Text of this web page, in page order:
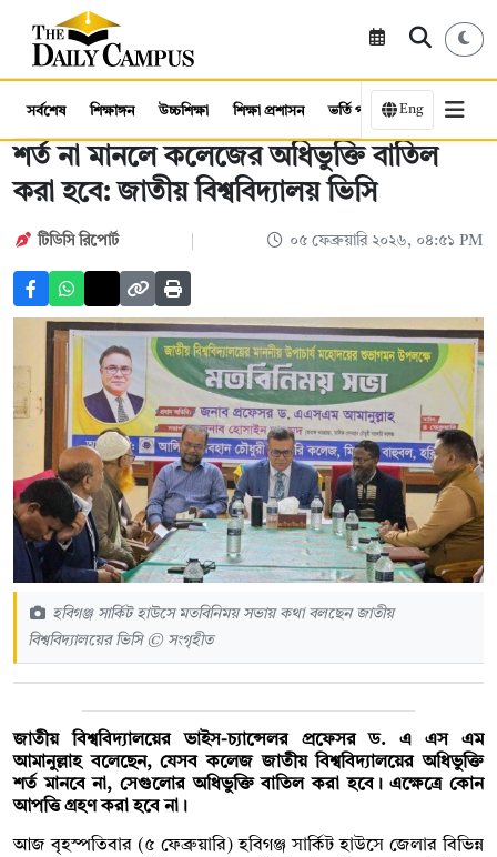
সর্বশেষ শিক্ষাঙ্গন উচ্চশিক্ষা শিক্ষা প্রশাসন ভর্তি পরীক্ষা কর্মসংস্থান
Eng
শর্ত না মানলে কলেজের অধিভুক্তি বাতিল
করা হবে: জাতীয় বিশ্ববিদ্যালয় ভিসি
টিডিসি রিপোর্ট ০৫ ফেব্রুয়ারি ২০২৬, ০৪:৫১ PM
হবিগঞ্জ সার্কিট হাউসে মতবিনিময় সভায় কথা বলছেন জাতীয়
বিশ্ববিদ্যালয়ের ভিসি © সংগৃহীত
জাতীয় বিশ্ববিদ্যালয়ের ভাইস-চ্যান্সেলর প্রফেসর ড. এ এস এম
আমানুল্লাহ বলেছেন, যেসব কলেজ জাতীয় বিশ্ববিদ্যালয়ের অধিভুক্তি
শর্ত মানবে না, সেগুলোর অধিভুক্তি বাতিল করা হবে। এক্ষেত্রে কোন
আপত্তি গ্রহণ করা হবে না।
আজ বৃহস্পতিবার (৫ ফেব্রুয়ারি) হবিগঞ্জ সার্কিট হাউসে জেলার বিভিন্ন